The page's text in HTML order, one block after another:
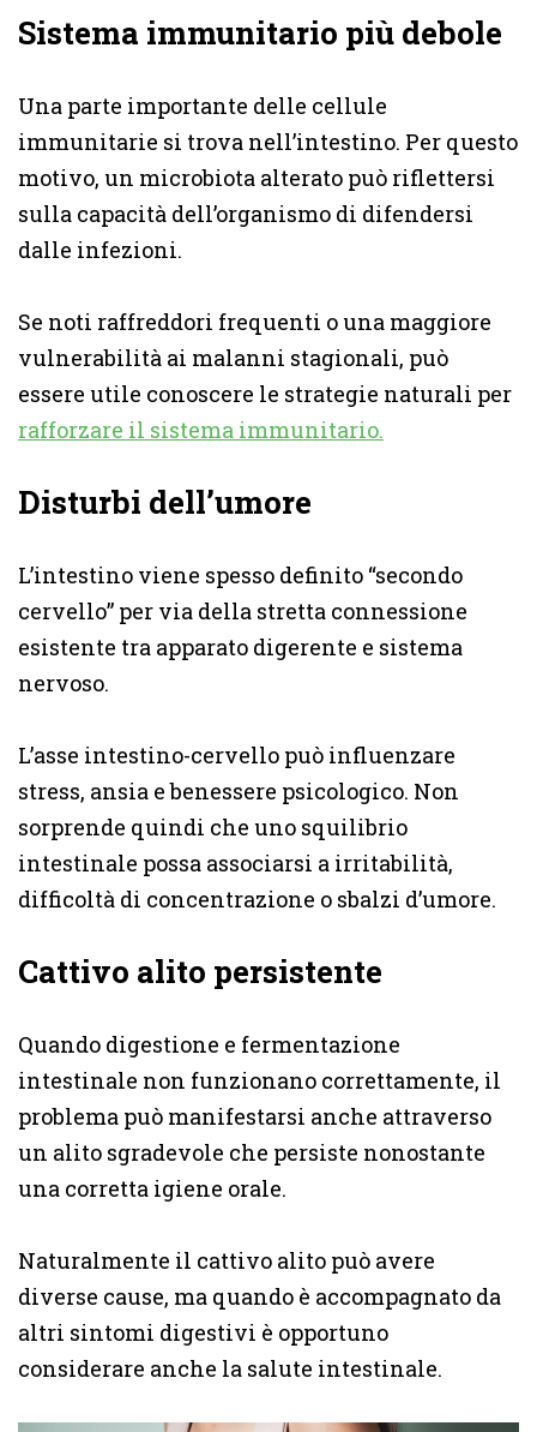
Sistema immunitario più debole
Una parte importante delle cellule
immunitarie si trova nell’intestino. Per questo
motivo, un microbiota alterato può riflettersi
sulla capacità dell’organismo di difendersi
dalle infezioni.
Se noti raffreddori frequenti o una maggiore
vulnerabilità ai malanni stagionali, può
essere utile conoscere le strategie naturali per
rafforzare il sistema immunitario.
Disturbi dell’umore
L’intestino viene spesso definito “secondo
cervello” per via della stretta connessione
esistente tra apparato digerente e sistema
nervoso.
L’asse intestino-cervello può influenzare
stress, ansia e benessere psicologico. Non
sorprende quindi che uno squilibrio
intestinale possa associarsi a irritabilità,
difficoltà di concentrazione o sbalzi d’umore.
Cattivo alito persistente
Quando digestione e fermentazione
intestinale non funzionano correttamente, il
problema può manifestarsi anche attraverso
un alito sgradevole che persiste nonostante
una corretta igiene orale.
Naturalmente il cattivo alito può avere
diverse cause, ma quando è accompagnato da
altri sintomi digestivi è opportuno
considerare anche la salute intestinale.